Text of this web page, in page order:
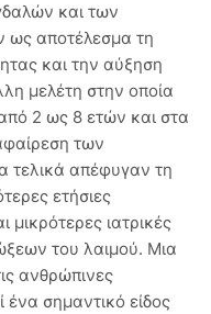
και των
ως αποτέλεσμα τη
και την αύξηση
μελέτη στην οποία
2 ως 8 ετών και στα
των
τελικά απέφυγαν τη
ετήσιες
μικρότερες ιατρικές
του λαιμού. Μια
ανθρώπινες
σημαντικό είδος